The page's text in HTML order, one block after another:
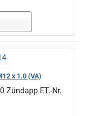
x 1.0 (VA)
Zündapp ET.-Nr.